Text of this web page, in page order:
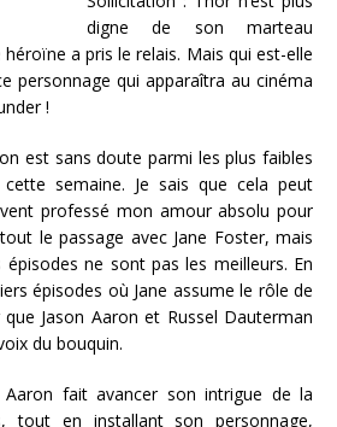
digne de son marteau
a pris le relais. Mais qui est-elle
personnage qui apparaîtra au cinéma
!
est sans doute parmi les plus faibles
semaine. Je sais que cela peut
professé mon amour absolu pour
le passage avec Jane Foster, mais
ne sont pas les meilleurs. En
épisodes où Jane assume le rôle de
Jason Aaron et Russel Dauterman
du bouquin.
Aaron fait avancer son intrigue de la
tout en installant son personnage,